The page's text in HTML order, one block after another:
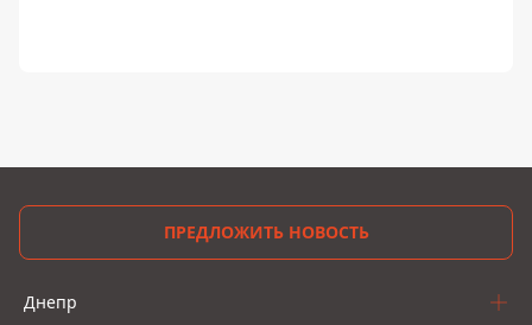
ПРЕДЛОЖИТЬ НОВОСТЬ
Днепр